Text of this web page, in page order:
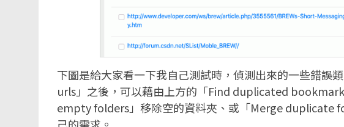
下圖是給大家看一下我自己測試時，偵測出來的一些錯誤
urls」之後，可以藉由上方的「Find duplicated
empty folders」移除空的資料夾、或「Merge duplicate
己的需求。